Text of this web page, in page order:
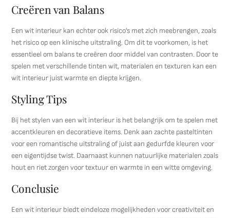
Creëren van Balans
Een wit interieur kan echter ook risico’s met zich meebrengen, zoals
het risico op een klinische uitstraling. Om dit te voorkomen, is het
essentieel om balans te creëren door middel van contrasten. Door te
spelen met verschillende tinten wit, materialen en texturen kan een
wit interieur juist warmte en diepte krijgen.
Styling Tips
Bij het stylen van een wit interieur is het belangrijk om te spelen met
accentkleuren en decoratieve items. Denk aan zachte pasteltinten
voor een romantische uitstraling of juist aan gedurfde kleuren voor
een eigentijdse twist. Daarnaast kunnen natuurlijke materialen zoals
hout en riet zorgen voor textuur en warmte in een witte omgeving.
Conclusie
Een wit interieur biedt eindeloze mogelijkheden voor creativiteit en